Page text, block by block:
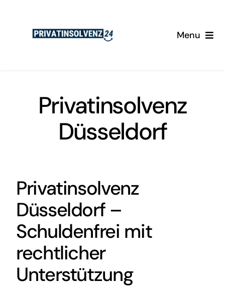
content
Menu
Warum wir?
Privatinsolvenz
Düsseldorf
Privatinsolvenz
Düsseldorf–
Schuldenfrei mit
rechtlicher
Unterstützung